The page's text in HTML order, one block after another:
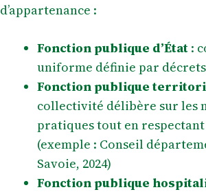
d’appartenance :
Fonction publique d’État :
uniforme définie par
Fonction publique
collectivité délibère sur les
pratiques tout en
(exemple : Conseil
Savoie, 2024)
Fonction publique